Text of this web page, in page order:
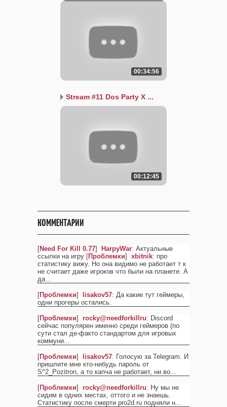
00:34:56
Stream #11 Dos Party X ...
00:12:45
КОММЕНТАРИИ
[Need For Kill 0.77] HarpyWar: Актуальные
ссылки на игру [Проблемки] xbitnik: про
статистику вижу. Но она видимо не работает т к
не считает даже игроков что были на планете. А
да...
[Проблемки] lisakov57: Да какие тут геймеры,
одни прогеры остались.
[Проблемки] rocky@needforkillru: Discord
сейчас популярен именно среди геймеров (по
сути стал де-факто стандартом для игровых
коммуни...
[Проблемки] lisakov57: Голосую за Telegram. И
пришлите мне кто-нибудь пароль от
S^2_Pozitron, а то капча не работает, ни во...
[Проблемки] rocky@needforkillru: Ну мы не
сидим в одних местах, оттого и не знаешь.
Статистику после смерти pro2d.ru подняли н...